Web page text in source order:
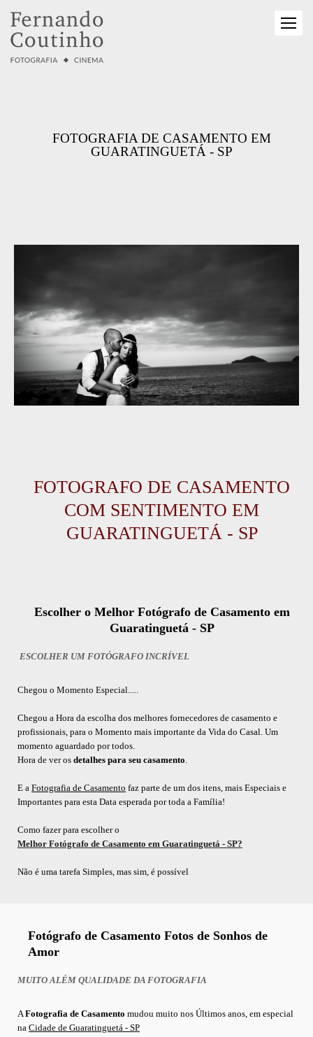
FOTOGRAFIA DE CASAMENTO EM
GUARATINGUETÁ - SP
FOTOGRAFO DE CASAMENTO
COM SENTIMENTO EM
GUARATINGUETÁ - SP
Escolher o Melhor Fotógrafo de Casamento em
Guaratinguetá - SP
ESCOLHER UM FOTÓGRAFO INCRÍVEL
Chegou o Momento Especial.....
Chegou a Hora da escolha dos melhores fornecedores de casamento e
profissionais, para o Momento mais importante da Vida do Casal. Um
momento aguardado por todos.
Hora de ver os detalhes para seu casamento
E a Fotografia de Casamento faz parte de um dos itens, mais Especiais e
Importantes para esta Data esperada por toda a Família!
Como fazer para escolher o
Melhor Fotógrafo de Casamento em Guaratinguetá - SP?
Não é uma tarefa Simples, mas sim, é possível
Fotógrafo de Casamento Fotos de Sonhos de
Amor
MUITO ALÉM QUALIDADE DA FOTOGRAFIA
A Fotografia de Casamento mudou muito nos Últimos anos, em especial
na Cidade de Guaratinguetá - SP